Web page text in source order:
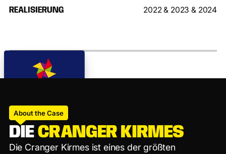
REALISIERUNG 2022 & 2023 & 2024
About the Case
DIECRANGER KIRMES
Die Cranger Kirmes ist eines der größten